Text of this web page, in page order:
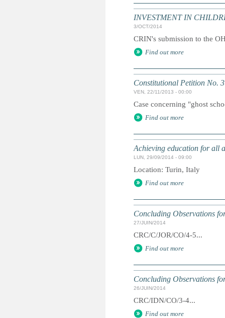
INVESTMENT IN
3/OCT/2014
CRIN's submission to the
Find out more
Constitutional Petition No.
VEN, 22/11/2013 - 00:00
Case concerning "ghost
Find out more
Achieving education for all
LUN, 29/09/2014 - 09:00
Location: Turin, Italy
Find out more
Concluding Observations
27/JUIN/2014
CRC/C/JOR/CO/4-5...
Find out more
Concluding Observations
26/JUIN/2014
CRC/IDN/CO/3-4...
Find out more